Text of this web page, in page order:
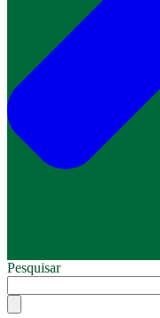
Pesquisar